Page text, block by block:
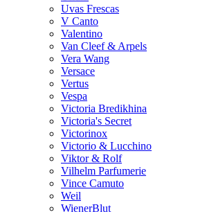
Uvas Frescas
V Canto
Valentino
Van Cleef & Arpels
Vera Wang
Versace
Vertus
Vespa
Victoria Bredikhina
Victoria's Secret
Victorinox
Victorio & Lucchino
Viktor & Rolf
Vilhelm Parfumerie
Vince Camuto
Weil
WienerBlut